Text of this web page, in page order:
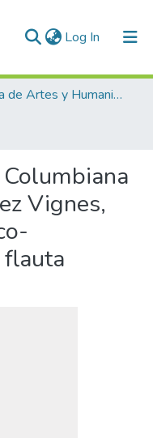
Log In (current)
Escuela de Artes y Humanidades
Vignes,